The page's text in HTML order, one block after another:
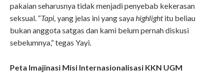
pakaian seharusnya tidak menjadi penyebab kekerasan
seksual. “Tapi, yang jelas ini yang sayahighlightitu beliau
bukan anggota satgas dan kami belum pernah diskusi
sebelumnya,” tegas Yayi.
Peta Imajinasi Misi Internasionalisasi KKN UGM